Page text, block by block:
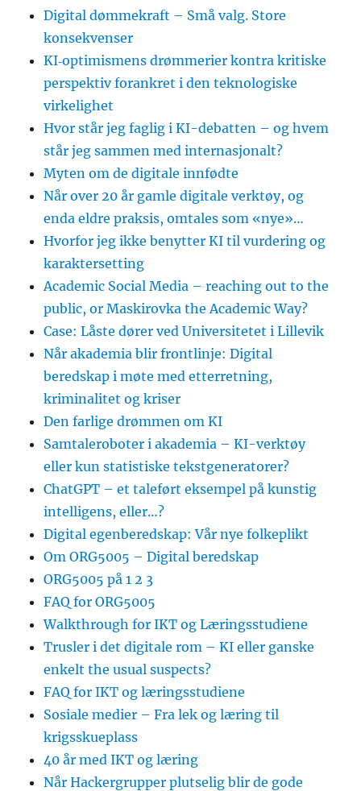
Digital dømmekraft – Små valg. Store
konsekvenser
KI‑optimismens drømmerier kontra kritiske
perspektiv forankret i den teknologiske
virkelighet
Hvor står jeg faglig i KI-debatten – og hvem
står jeg sammen med internasjonalt?
Myten om de digitale innfødte
Når over 20 år gamle digitale verktøy, og
enda eldre praksis, omtales som «nye»…
Hvorfor jeg ikke benytter KI til vurdering og
karaktersetting
Academic Social Media – reaching out to the
public, or Maskirovka the Academic Way?
Case: Låste dører ved Universitetet i Lillevik
Når akademia blir frontlinje: Digital
beredskap i møte med etterretning,
kriminalitet og kriser
Den farlige drømmen om KI
Samtaleroboter i akademia – KI-verktøy
eller kun statistiske tekstgeneratorer?
ChatGPT – et taleført eksempel på kunstig
intelligens, eller…?
Digital egenberedskap: Vår nye folkeplikt
Om ORG5005 – Digital beredskap
ORG5005 på 1 2 3
FAQ for ORG5005
Walkthrough for IKT og Læringsstudiene
Trusler i det digitale rom – KI eller ganske
enkelt the usual suspects?
FAQ for IKT og læringsstudiene
Sosiale medier – Fra lek og læring til
krigsskueplass
40 år med IKT og læring
Når Hackergrupper plutselig blir de gode